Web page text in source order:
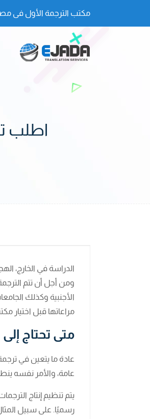
مكتب الترجمة الأول فى
اطلب
الدراسة في الخارج،
ومن أجل أن تتم
الأجنبية وكذلك
مراعاتها قبل اختيار
متى تحتاج
عادة ما يتعين في
عامة، والأمر نفسه
يتم تنظيم إنتاج
رسميًا. على سبيل